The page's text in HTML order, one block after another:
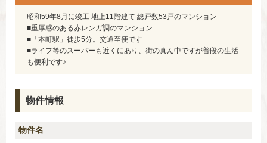
昭和59年8月に竣工 地上11階建て 総戸数53戸のマンション
■重厚感のある赤レンガ調のマンション
■「本町駅」徒歩5分。交通至便です
■ライフ等のスーパーも近くにあり、街の真ん中ですが普段の生活
も便利です♪
物件情報
物件名